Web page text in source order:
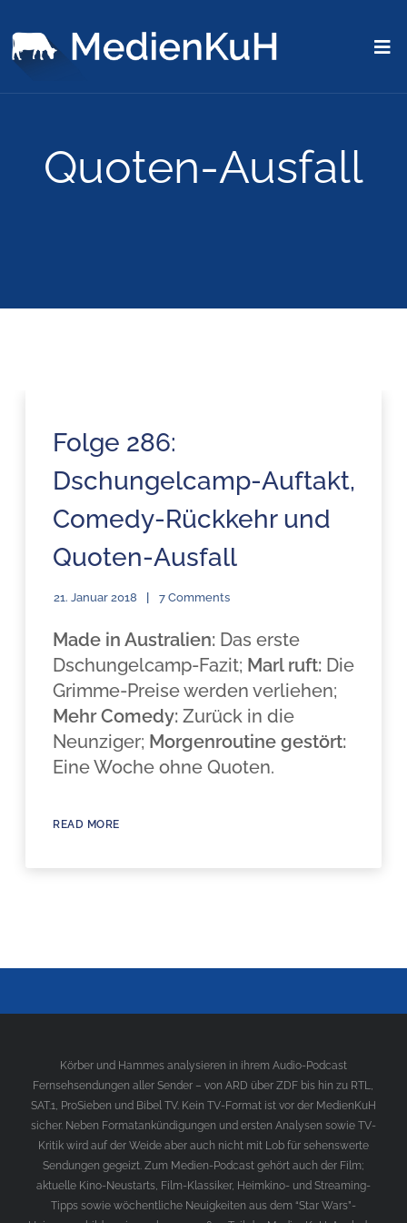
Quoten-Ausfall
Folge 286:
Dschungelcamp-Auftakt,
Comedy-Rückkehr und
Quoten-Ausfall
21. Januar 2018 7 Comments
Made in Australien: Das erste
Dschungelcamp-Fazit; Marl ruft: Die
Grimme-Preise werden verliehen;
Mehr Comedy: Zurück in die
Neunziger; Morgenroutine gestört:
Eine Woche ohne Quoten.
READ MORE
Körber und Hammes analysieren in ihrem Audio-Podcast
Fernsehsendungen aller Sender – von ARD über ZDF bis hin zu RTL,
SAT.1, ProSieben und Bibel TV. Kein TV-Format ist vor der MedienKuH
sicher. Neben Formatankündigungen und ersten Analysen sowie TV-
Kritik wird auf der Weide aber auch nicht mit Lob für sehenswerte
Sendungen gegeizt. Zum Medien-Podcast gehört auch der Film;
aktuelle Kino-Neustarts, Film-Klassiker, Heimkino- und Streaming-
Tipps sowie wöchentliche Neuigkeiten aus dem “Star Wars”-